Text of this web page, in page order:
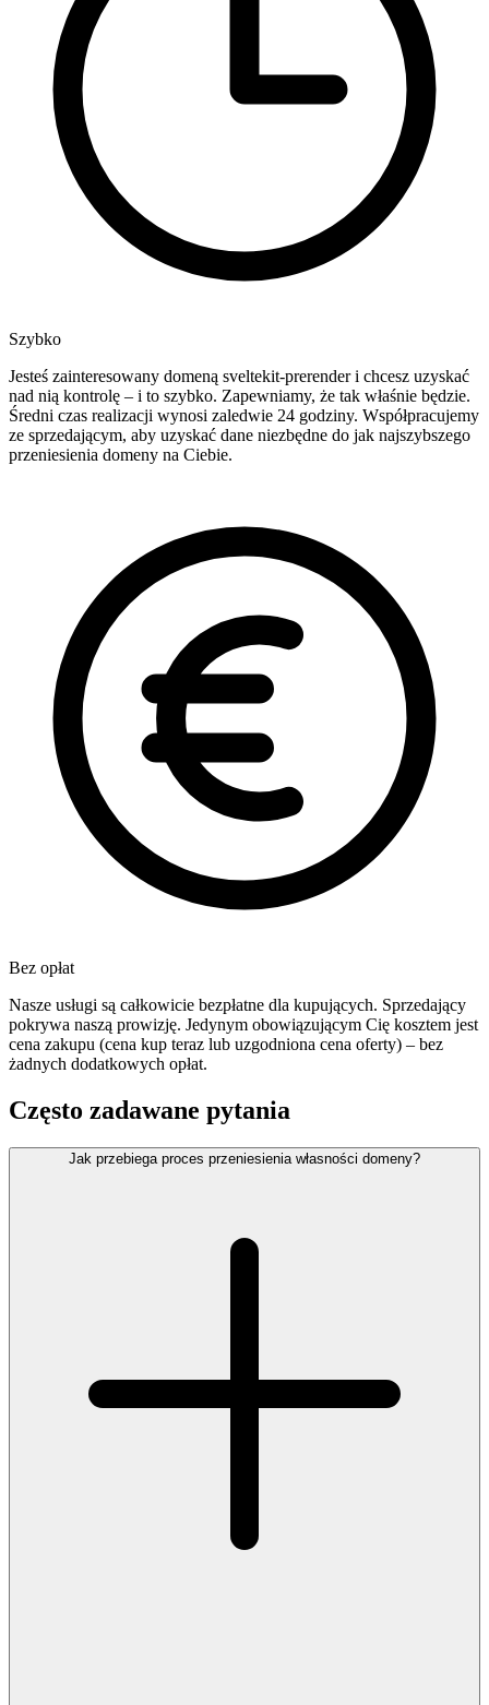
Szybko
Jesteś zainteresowany domeną sveltekit-prerender i chcesz uzyskać
nad nią kontrolę – i to szybko. Zapewniamy, że tak właśnie będzie.
Średni czas realizacji wynosi zaledwie 24 godziny. Współpracujemy
ze sprzedającym, aby uzyskać dane niezbędne do jak najszybszego
przeniesienia domeny na Ciebie.
Bez opłat
Nasze usługi są całkowicie bezpłatne dla kupujących. Sprzedający
pokrywa naszą prowizję. Jedynym obowiązującym Cię kosztem jest
cena zakupu (cena kup teraz lub uzgodniona cena oferty) – bez
żadnych dodatkowych opłat.
Często zadawane pytania
Jak przebiega proces przeniesienia własności domeny?